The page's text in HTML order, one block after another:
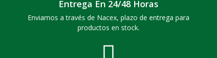
Entrega En 24/48 Horas
Enviamos a través de Nacex, plazo de entrega para
productos en stock.